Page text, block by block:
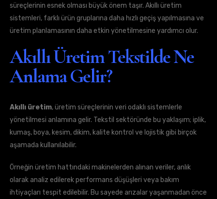
süreçlerinin esnek olması büyük önem taşır. Akıllı üretim
sistemleri, farklı ürün gruplarına daha hızlı geçiş yapılmasına ve
üretim planlamasının daha etkin yönetilmesine yardımcı olur.
Akıllı Üretim Tekstilde Ne
Anlama Gelir?
Akıllı üretim, üretim süreçlerinin veri odaklı sistemlerle
yönetilmesi anlamına gelir. Tekstil sektöründe bu yaklaşım; iplik,
kumaş, boya, kesim, dikim, kalite kontrol ve lojistik gibi birçok
aşamada kullanılabilir.
Örneğin üretim hattındaki makinelerden alınan veriler, anlık
olarak analiz edilerek performans düşüşleri veya bakım
ihtiyaçları tespit edilebilir. Bu sayede arızalar yaşanmadan önce